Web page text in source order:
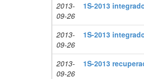
2013-
09-26
1S-2013
2013-
09-26
1S-2013
2013-
09-26
1S-2013